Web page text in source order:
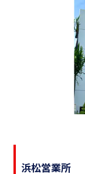
浜松営業所